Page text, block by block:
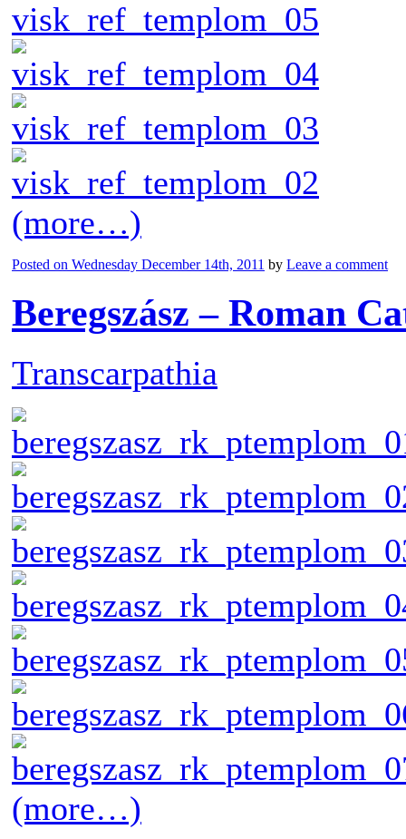
(more…)
Posted on Wednesday December 14th, 2011 by Leave a comment
Beregszász – Roman
Transcarpathia
(more…)